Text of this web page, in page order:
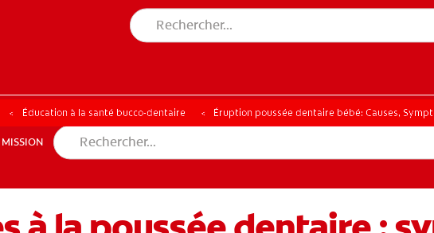
MISSION
Éducation à la santé bucco-dentaire Éruption poussée dentaire bébé: Causes,